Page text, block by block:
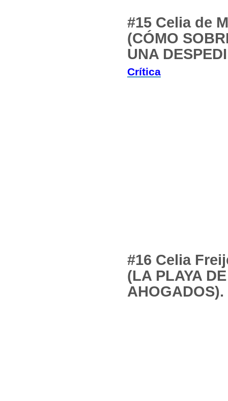
#15 Celia de
(CÓMO
UNA
Crítica
#16 Celia
(LA PLAYA
AHOGADOS).